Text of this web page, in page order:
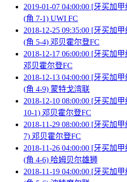
2019-01-07 04:00:00 [牙买加
(角 7-1) UWI FC
2018-12-25 09:35:00 [牙买加
(角 5-4) 邓贝霍尔登FC
2018-12-17 06:00:00 [牙买加
邓贝霍尔登FC
2018-12-13 04:00:00 [牙买加
(角 4-9) 蒙特戈湾联
2018-12-10 08:00:00 [牙买加
10-1) 邓贝霍尔登FC
2018-11-29 08:00:00 [牙买加
7) 邓贝霍尔登FC
2018-11-26 04:00:00 [牙买加
(角 4-6) 哈姆贝尔雄狮
2018-11-19 04:00:00 [牙买加